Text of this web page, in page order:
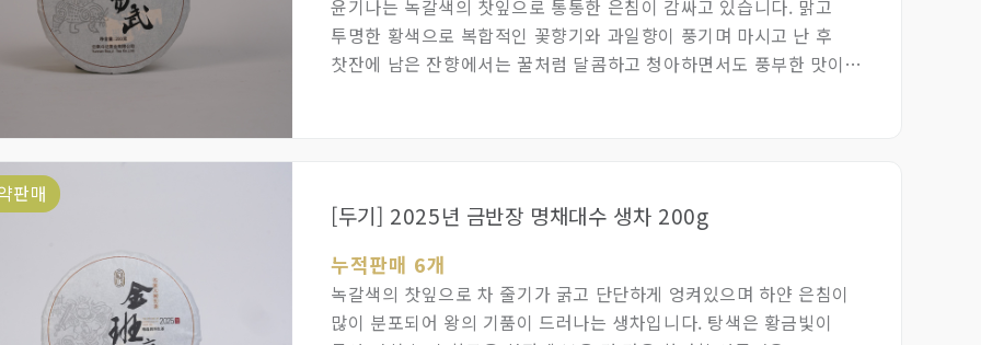
윤기나는 녹갈색의 찻잎으로 통통한 은침이 감싸고 있습니다. 맑고
투명한 황색으로 복합적인 꽃향기와 과일향이 풍기며 마시고 난 후
찻잔에 남은 잔향에서는 꿀처럼 달콤하고 청아하면서도 풍부한 맛이
판매
[두기] 2025년 금반장 명채대수 생차 200g
누적판매 6개
녹갈색의 찻잎으로 차 줄기가 굵고 단단하게 엉켜있으며 하얀 은침이
많이 분포되어 왕의 기품이 드러나는 생차입니다. 탕색은 황금빛이